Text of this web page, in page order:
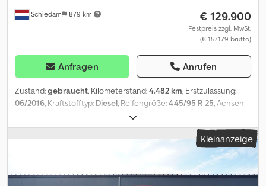
Schiedam 879 km € 129.900
Festpreis zzgl. MwSt.
(€ 157.179 brutto)
Anfragen Anrufen
Zustand:gebraucht, Kilometerstand:4.482 km, Erstzulassung:
06/2016, Kraftstofftyp: Diesel, Reifengröße:445/95 R 25, Achsen-
Diesel
Gesamtbreite:2.620 mm, Gesamthöhe:3.540 mm, Baujahr:2016,
Anhängerkupplung, Klimaanlage, Kran, = Weitere
Optionen und Zubehör = - Allradantrieb Dsdpfx Aezhvt Toprock -
PTO - Rückwärtsfahrkamera = Weitere Informationen =
Reifenmaß: 445/95 R 25 Vorderachse: Gelenkt; Reifen Profil links:
Kleinanzeige